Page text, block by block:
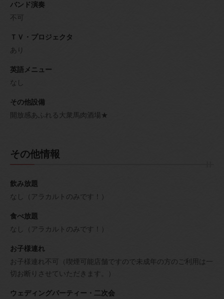
バンド演奏
不可
ＴＶ・プロジェクタ
あり
英語メニュー
なし
その他設備
開放感あふれる大衆馬肉酒場★
その他情報
飲み放題
なし（アラカルトのみです！）
食べ放題
なし（アラカルトのみです！）
お子様連れ
お子様連れ不可（喫煙可能店舗ですので未成年の方のご利用は一
切お断りさせていただきます。）
ウェディングパーティー・二次会